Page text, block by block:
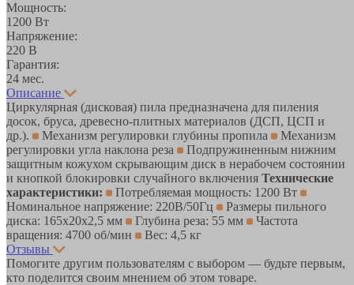
Мощность:
1200 Вт
Напряжение:
220 В
Гарантия:
24 мес.
Описание
Циркулярная (дисковая) пила предназначена для пиления
досок, бруса, древесно-плитных материалов (ДСП, ЦСП и
др.).
Механизм регулировки глубины пропила
Механизм
регулировки угла наклона реза
Подпружиненным нижним
защитным кожухом скрывающим диск в нерабочем состоянии
и кнопкой блокировки случайного включения Технические
характеристики:
Потребляемая мощность: 1200 Вт
Номинальное напряжение: 220В/50Гц
Размеры пильного
диска: 165х20х2,5 мм
Глубина реза: 55 мм
Частота
вращения: 4700 об/мин
Вес: 4,5 кг
Отзывы
Помогите другим пользователям с выбором — будьте первым,
кто поделится своим мнением об этом товаре.